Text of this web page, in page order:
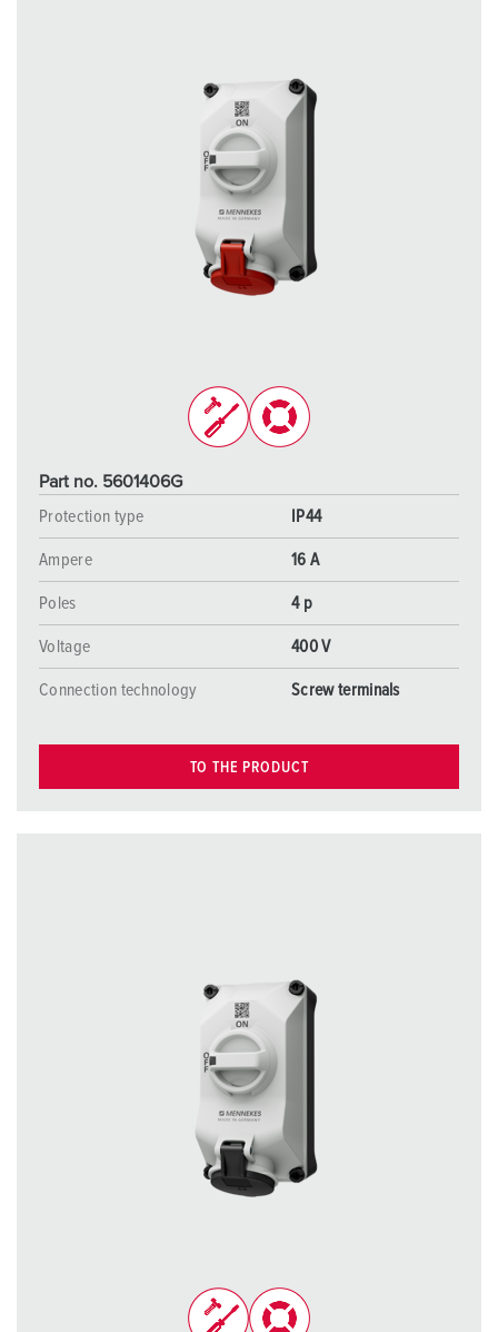
Part no. 5601406G
Protection type
IP44
Ampere 16 A
Poles 4 p
Voltage 400 V
Connection technology Screw terminals
TO THE PRODUCT